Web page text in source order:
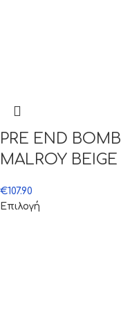
PRE END
MALROY BEIGE
€107.90
Επιλογή